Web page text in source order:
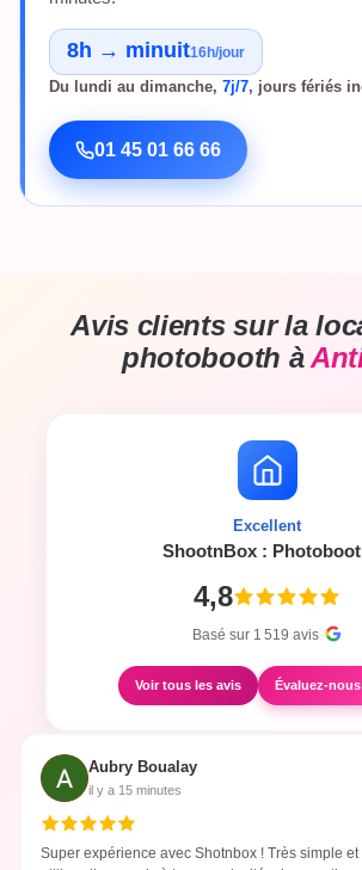
8h → minuit16h/jour
Du lundi au dimanche, 7j/7, jours fériés
01 45 01 66 66
Avis clients sur la
photobooth à
Excellent
ShootnBox :
4,8
Basé sur 1 519 avis
Voir tous les avis Évaluez-
Aubry Boualay
il y a 15 minutes
Super expérience avec Shotnbox ! Très simple et